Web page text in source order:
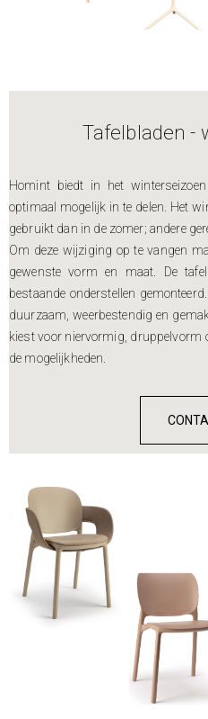
Tafelbladen -
Homint biedt in het
optimaal mogelijk in te delen. Het
gebruikt dan in de zomer; andere
Om deze wijziging op te vangen
gewenste vorm en maat. De
bestaande onderstellen
duurzaam, weerbestendig en
kiest voor niervormig, druppelvorm
de mogelijkheden.